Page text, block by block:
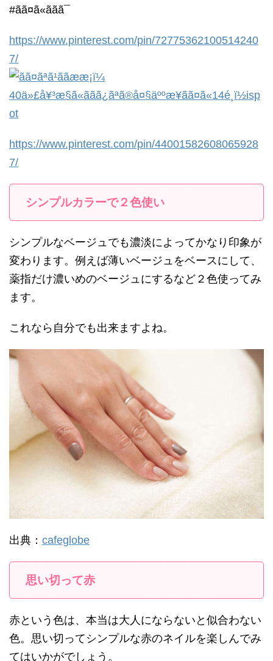
https://www.pinterest.com/pin/72775362100514240
7/
https://www.pinterest.com/pin/44001582608065928
7/
シンプルカラーで２色使い
シンプルなベージュでも濃淡によってかなり印象が
変わります。例えば薄いベージュをベースにして、
薬指だけ濃いめのベージュにするなど２色使ってみ
ます。
これなら自分でも出来ますよね。
出典： cafeglobe
思い切って赤
赤という色は、本当は大人にならないと似合わない
色。思い切ってシンプルな赤のネイルを楽しんでみ
てはいかがでしょう。